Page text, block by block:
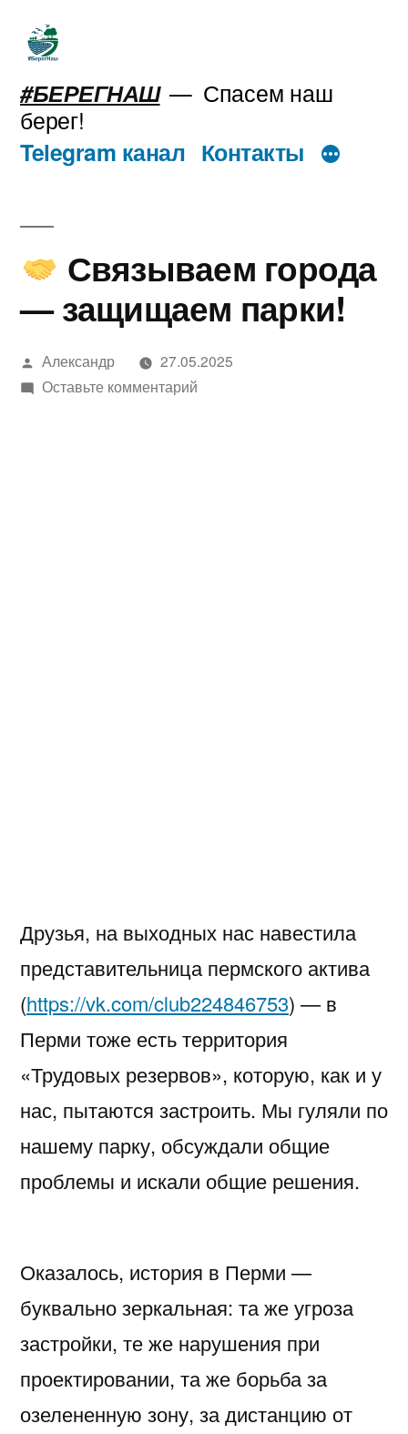
Перейти
содержимому
#БЕРЕГНАШ
Спасем наш
берег!
Telegram канал Контакты
Связываем города
— защищаем парки!
Написано
автором
Александр
27.05.2025
Оставьте комментарийк
Друзья, на выходных нас навестила
представительница пермского актива
(https://vk.com/club224846753) — в
Перми тоже есть территория
«Трудовых резервов», которую, как и у
нас, пытаются застроить. Мы гуляли по
нашему парку, обсуждали общие
проблемы и искали общие решения.
Оказалось, история в Перми —
буквально зеркальная: та же угроза
застройки, те же нарушения при
проектировании, та же борьба за
озелененную зону, за дистанцию от